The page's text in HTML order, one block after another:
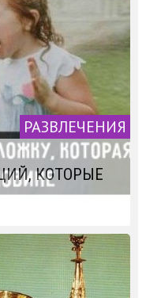
РАЗВЛЕЧЕНИЯ
КОТОРЫЕ